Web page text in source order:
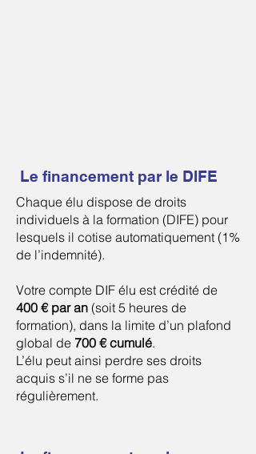
Le financement par le DIFE
Chaque élu dispose de droits
individuels à la formation (DIFE) pour
lesquels il cotise automatiquement (1%
de l’indemnité).
Votre compte DIF élu est crédité de
400 € par an (soit 5 heures de
formation), dans la limite d’un plafond
global de 700 € cumulé.
L’élu peut ainsi perdre ses droits
acquis s’il ne se forme pas
régulièrement.